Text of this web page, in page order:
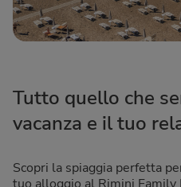
Tutto quello che
vacanza e il tuo
Scopri la spiaggia perfetta